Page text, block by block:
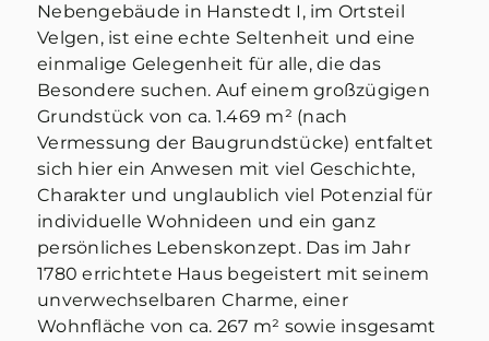
HAUS ZU KAUFEN IN
HANSTEDT I
Historisches Landhaus mit
Nebengebäuden im
idyllischen Velgen
Nebengebäude in Hanstedt I, im Ortsteil
Velgen, ist eine echte Seltenheit und eine
einmalige Gelegenheit für alle, die das
Besondere suchen. Auf einem großzügigen
Grundstück von ca. 1.469 m² (nach
Vermessung der Baugrundstücke) entfaltet
sich hier ein Anwesen mit viel Geschichte,
Charakter und unglaublich viel Potenzial für
individuelle Wohnideen und ein ganz
persönliches Lebenskonzept. Das im Jahr
1780 errichtete Haus begeistert mit seinem
unverwechselbaren Charme, einer
Wohnfläche von ca. 267 m² sowie insgesamt